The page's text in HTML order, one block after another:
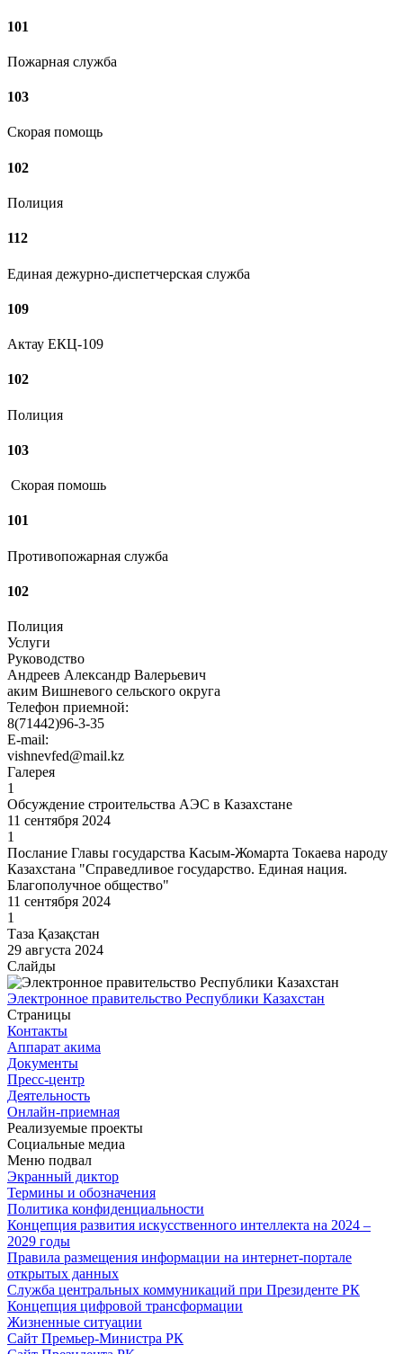
101
Пожарная служба
103
Скорая помощь
102
Полиция
112
Единая дежурно-диспетчерская служба
109
Актау ЕКЦ-109
102
Полиция
103
Скорая помошь
101
Противопожарная служба
102
Полиция
Услуги
Руководство
Андреев Александр Валерьевич
аким Вишневого сельского округа
Телефон приемной:
8(71442)96-3-35
E-mail:
vishnevfed@mail.kz
Галерея
1
Обсуждение строительства АЭС в Казахстане
11 сентября 2024
1
Послание Главы государства Касым-Жомарта Токаева народу
Казахстана "Справедливое государство. Единая нация.
Благополучное общество"
11 сентября 2024
1
Таза Қазақстан
29 августа 2024
Слайды
Электронное правительство Республики Казахстан
Страницы
Контакты
Аппарат акима
Документы
Пресс-центр
Деятельность
Онлайн-приемная
Реализуемые проекты
Социальные медиа
Меню подвал
Экранный диктор
Термины и обозначения
Политика конфиденциальности
Концепция развития искусственного интеллекта на 2024 –
2029 годы
Правила размещения информации на интернет-портале
открытых данных
Служба центральных коммуникаций при Президенте РК
Концепция цифровой трансформации
Жизненные ситуации
Сайт Премьер-Министра РК